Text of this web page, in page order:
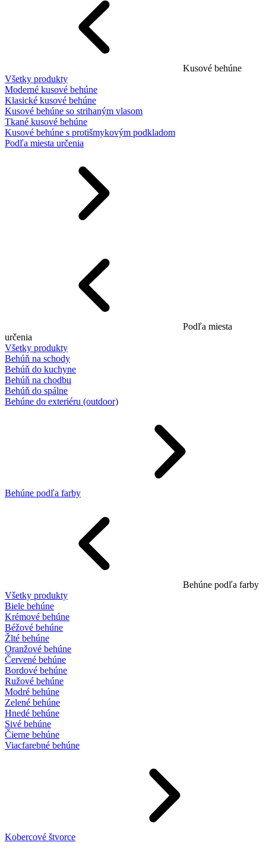
Kusové behúne
Všetky produkty
Moderné kusové behúne
Klasické kusové behúne
Kusové behúne so strihaným vlasom
Tkané kusové behúne
Kusové behúne s protišmykovým podkladom
Podľa miesta určenia
Podľa miesta
určenia
Všetky produkty
Behúň na schody
Behúň do kuchyne
Behúň na chodbu
Behúň do spálne
Behúne do exteriéru (outdoor)
Behúne podľa farby
Behúne podľa farby
Všetky produkty
Biele behúne
Krémové behúne
Béžové behúne
Žlté behúne
Oranžové behúne
Červené behúne
Bordové behúne
Ružové behúne
Modré behúne
Zelené behúne
Hnedé behúne
Sivé behúne
Čierne behúne
Viacfarebné behúne
Kobercové štvorce